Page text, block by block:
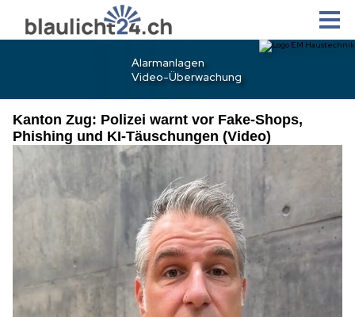
Kanton Zug: Polizei warnt vor Fake-Shops,
Phishing und KI-Täuschungen (Video)